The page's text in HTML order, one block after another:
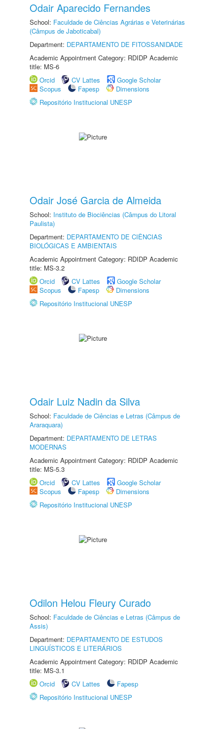
Odair Aparecido Fernandes
School: Faculdade de Ciências Agrárias e Veterinárias
(Câmpus de Jaboticabal)
Department: DEPARTAMENTO DE FITOSSANIDADE
Academic Appointment Category: RDIDP Academic
title: MS-6
Orcid
CV Lattes
Google Scholar
Scopus
Fapesp
Dimensions
Repositório Institucional UNESP
Odair José Garcia de Almeida
School: Instituto de Biociências (Câmpus do Litoral
Paulista)
Department: DEPARTAMENTO DE CIÊNCIAS
BIOLÓGICAS E AMBIENTAIS
Academic Appointment Category: RDIDP Academic
title: MS-3.2
Orcid
CV Lattes
Google Scholar
Scopus
Fapesp
Dimensions
Repositório Institucional UNESP
Odair Luiz Nadin da Silva
School: Faculdade de Ciências e Letras (Câmpus de
Araraquara)
Department: DEPARTAMENTO DE LETRAS
MODERNAS
Academic Appointment Category: RDIDP Academic
title: MS-5.3
Orcid
CV Lattes
Google Scholar
Scopus
Fapesp
Dimensions
Repositório Institucional UNESP
Odilon Helou Fleury Curado
School: Faculdade de Ciências e Letras (Câmpus de
Assis)
Department: DEPARTAMENTO DE ESTUDOS
LINGUÍSTICOS E LITERÁRIOS
Academic Appointment Category: RDIDP Academic
title: MS-3.1
Orcid
CV Lattes
Fapesp
Repositório Institucional UNESP